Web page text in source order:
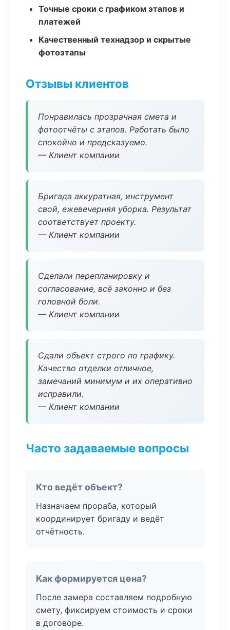
Точные сроки с графиком этапов и
платежей
Качественный технадзор и скрытые
фотоэтапы
Отзывы клиентов
Понравилась прозрачная смета и
фотоотчёты с этапов. Работать было
спокойно и предсказуемо.
— Клиент компании
Бригада аккуратная, инструмент
свой, ежевечерняя уборка. Результат
соответствует проекту.
— Клиент компании
Сделали перепланировку и
согласование, всё законно и без
головной боли.
— Клиент компании
Сдали объект строго по графику.
Качество отделки отличное,
замечаний минимум и их оперативно
исправили.
— Клиент компании
Часто задаваемые вопросы
Кто ведёт объект?
Назначаем прораба, который
координирует бригаду и ведёт
отчётность.
Как формируется цена?
После замера составляем подробную
смету, фиксируем стоимость и сроки
в договоре.